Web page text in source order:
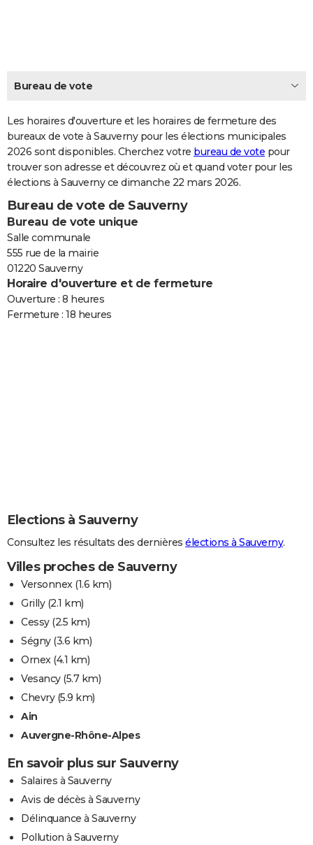
Carte de Noël
Carte Bonne année
Carte Saint-Valentin
Carte Pâques
Carte d'anniversaire
DICTIONNAIRE
Dictionnaire
Biographies
Citations
Expressions
Proverbes
PROGRAMME TV
COPAINS D'AVANT
S'inscrire
Se connecter
Lycées
Collèges
Primaires
Universités
Entreprises
Service militaire
Avis de recherche
AVIS DE DÉCÈS
FORUM
Bricolage
Lifestyle
Culture
Sport
Auto
Television
Voyage
Cinema
Bureau de vote
Les horaires d'ouverture et les horaires de fermeture des
bureaux de vote à Sauverny pour les élections municipales
2026 sont disponibles. Cherchez votre bureau de vote pour
trouver son adresse et découvrez où et quand voter pour les
élections à Sauverny ce dimanche 22 mars 2026.
Bureau de vote de Sauverny
Bureau de vote unique
Salle communale
555 rue de la mairie
01220 Sauverny
Horaire d'ouverture et de fermeture
Ouverture : 8 heures
Fermeture : 18 heures
Elections à Sauverny
Consultez les résultats des dernières élections à Sauverny.
Villes proches de Sauverny
Versonnex(1.6 km)
Grilly(2.1 km)
Cessy(2.5 km)
Ségny(3.6 km)
Ornex(4.1 km)
Vesancy(5.7 km)
Chevry(5.9 km)
Ain
Auvergne-Rhône-Alpes
En savoir plus sur Sauverny
Salaires à Sauverny
Avis de décès à Sauverny
Délinquance à Sauverny
Pollution à Sauverny